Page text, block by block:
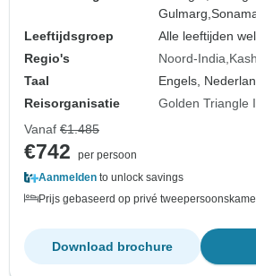
Gulmarg,
Leeftijdsgroep
Alle leeftijden
Regio's
Noord-India
Taal
Engels,
Reisorganisatie
Golden Triangle
Vanaf €1.485
€742
per persoon
Aanmelden to unlock savings
Prijs gebaseerd op privé
Download brochure